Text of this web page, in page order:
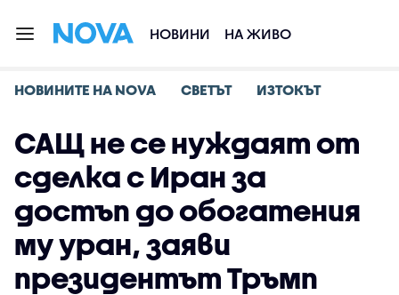
НОВИНИ НА ЖИВО
НОВИНИТЕ НА NOVA СВЕТЪТ ИЗТОКЪТ
САЩ не се нуждаят от
сделка с Иран за
достъп до обогатения
му уран, заяви
президентът Тръмп